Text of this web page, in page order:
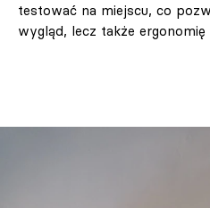
testować na miejscu, co
wygląd, lecz także